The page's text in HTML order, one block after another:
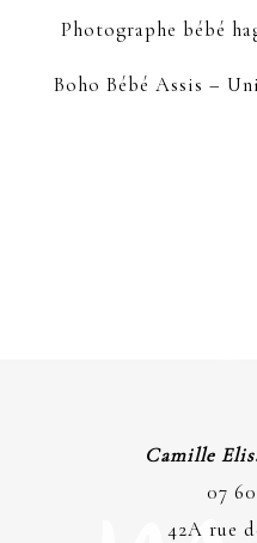
Photographe bébé
Boho Bébé Assis –
Camille
07 60
42A rue